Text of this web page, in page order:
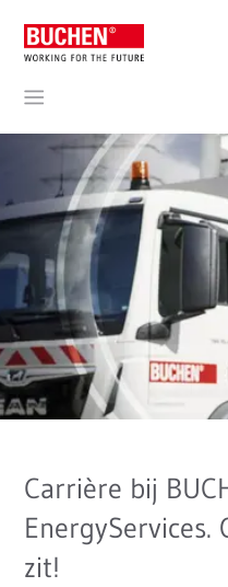
Carrière bij
zit!